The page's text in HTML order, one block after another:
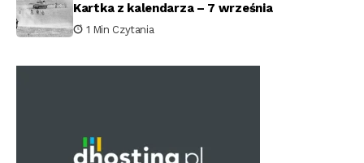
Kartka z kalendarza – 7 września
1 Min Czytania